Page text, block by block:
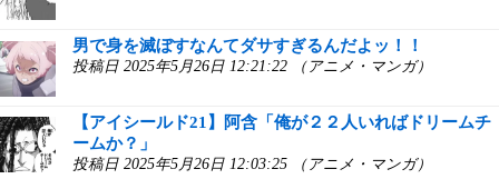
男で身を滅ぼすなんてダサすぎるんだよッ！！
投稿日 2025年5月26日 12:21:22 （アニメ・マンガ）
【アイシールド21】阿含「俺が２２人いればドリームチ
ームか？」
投稿日 2025年5月26日 12:03:25 （アニメ・マンガ）